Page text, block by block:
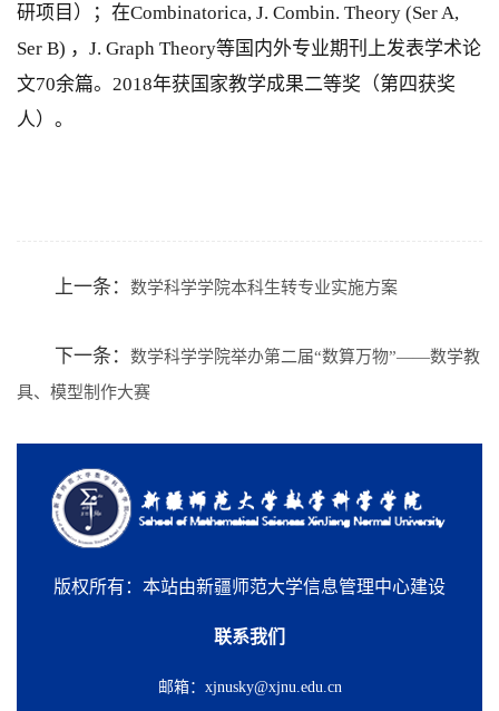
研项目）；在Combinatorica, J. Combin. Theory (Ser A,
Ser B) ，J. Graph Theory等国内外专业期刊上发表学术论
文70余篇。2018年获国家教学成果二等奖（第四获奖
人）。
上一条： 数学科学学院本科生转专业实施方案
下一条： 数学科学学院举办第二届“数算万物”——数学教
具、模型制作大赛
版权所有：本站由新疆师范大学信息管理中心建设
联系我们
邮箱：xjnusky@xjnu.edu.cn